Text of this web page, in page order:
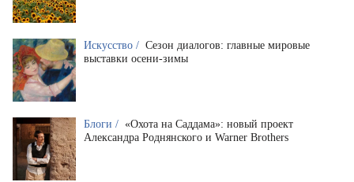
Искусство / Сезон диалогов: главные мировые
выставки осени-зимы
Блоги / «Охота на Саддама»: новый проект
Александра Роднянского и Warner Brothers